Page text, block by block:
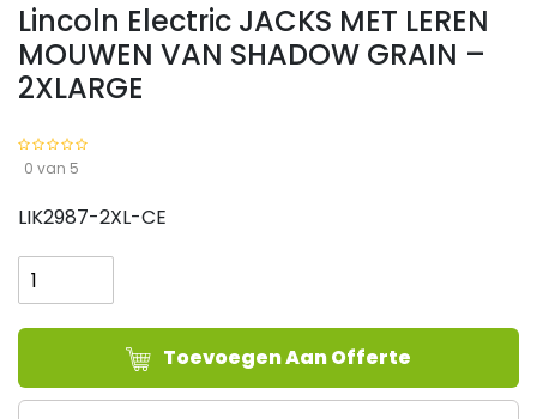
Lincoln Electric JACKS MET LEREN
MOUWEN VAN SHADOW GRAIN –
2XLARGE
0 van 5
LIK2987-2XL-CE
Electric
JACKS
MET
MOUWEN
Toevoegen Aan Offerte